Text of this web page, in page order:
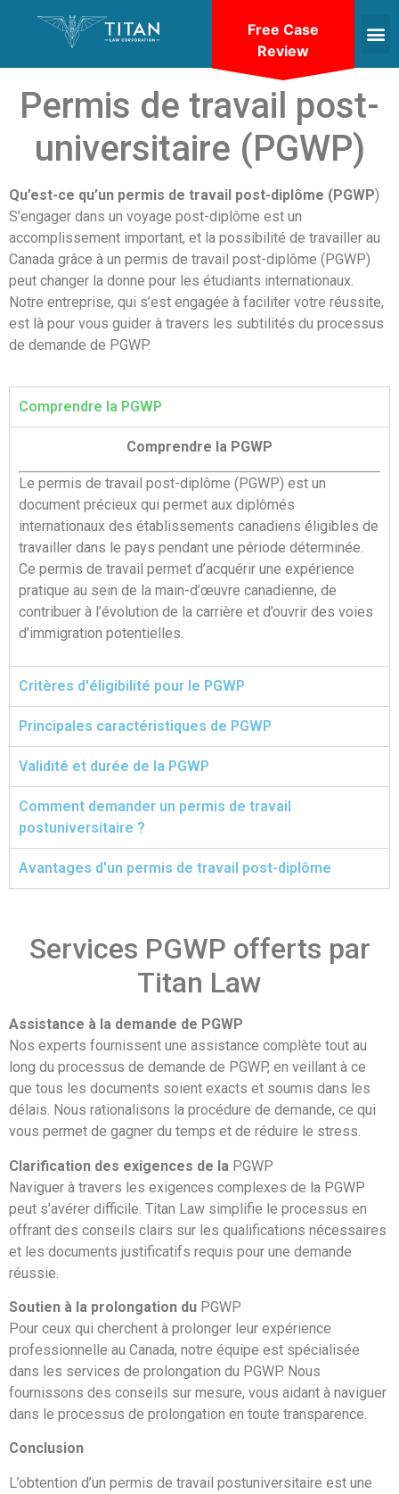
Permis de travail post-
universitaire (PGWP)
Qu’est-ce qu’un permis de travail post-diplôme (PGWP)
S’engager dans un voyage post-diplôme est un
accomplissement important, et la possibilité de travailler au
Canada grâce à un permis de travail post-diplôme (PGWP)
peut changer la donne pour les étudiants internationaux.
Notre entreprise, qui s’est engagée à faciliter votre réussite,
est là pour vous guider à travers les subtilités du processus
de demande de PGWP.
Comprendre la PGWP
Comprendre la PGWP
Le permis de travail post-diplôme (PGWP) est un
document précieux qui permet aux diplômés
internationaux des établissements canadiens éligibles de
travailler dans le pays pendant une période déterminée.
Ce permis de travail permet d’acquérir une expérience
pratique au sein de la main-d’œuvre canadienne, de
contribuer à l’évolution de la carrière et d’ouvrir des voies
d’immigration potentielles.
Critères d'éligibilité pour le PGWP
Principales caractéristiques de PGWP
Validité et durée de la PGWP
Comment demander un permis de travail
postuniversitaire ?
Avantages d'un permis de travail post-diplôme
Besoin de l'aide de nos avocats ?
Services PGWP offerts par
Titan Law
Assistance à la demande de PGWP
Nos experts fournissent une assistance complète tout au
long du processus de demande de PGWP, en veillant à ce
que tous les documents soient exacts et soumis dans les
délais. Nous rationalisons la procédure de demande, ce qui
vous permet de gagner du temps et de réduire le stress.
Clarification des exigences de la PGWP
Naviguer à travers les exigences complexes de la PGWP
peut s’avérer difficile. Titan Law simplifie le processus en
offrant des conseils clairs sur les qualifications nécessaires
et les documents justificatifs requis pour une demande
réussie.
Soutien à la prolongation du PGWP
Pour ceux qui cherchent à prolonger leur expérience
professionnelle au Canada, notre équipe est spécialisée
dans les services de prolongation du PGWP. Nous
fournissons des conseils sur mesure, vous aidant à naviguer
dans le processus de prolongation en toute transparence.
Conclusion
L’obtention d’un permis de travail postuniversitaire est une
Free Case
Review